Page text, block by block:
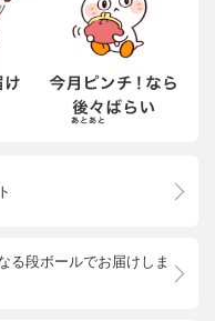
る段ボールでお届けしま